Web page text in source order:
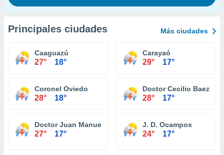
Principales ciudades Más ciudades
Caaguazú
27° 18°
Carayaó
29° 17°
Coronel Oviedo
28° 18°
Doctor Cecilio Baez
28° 17°
Doctor Juan Manuel Frutos
27° 17°
J. D. Ocampos
24° 17°